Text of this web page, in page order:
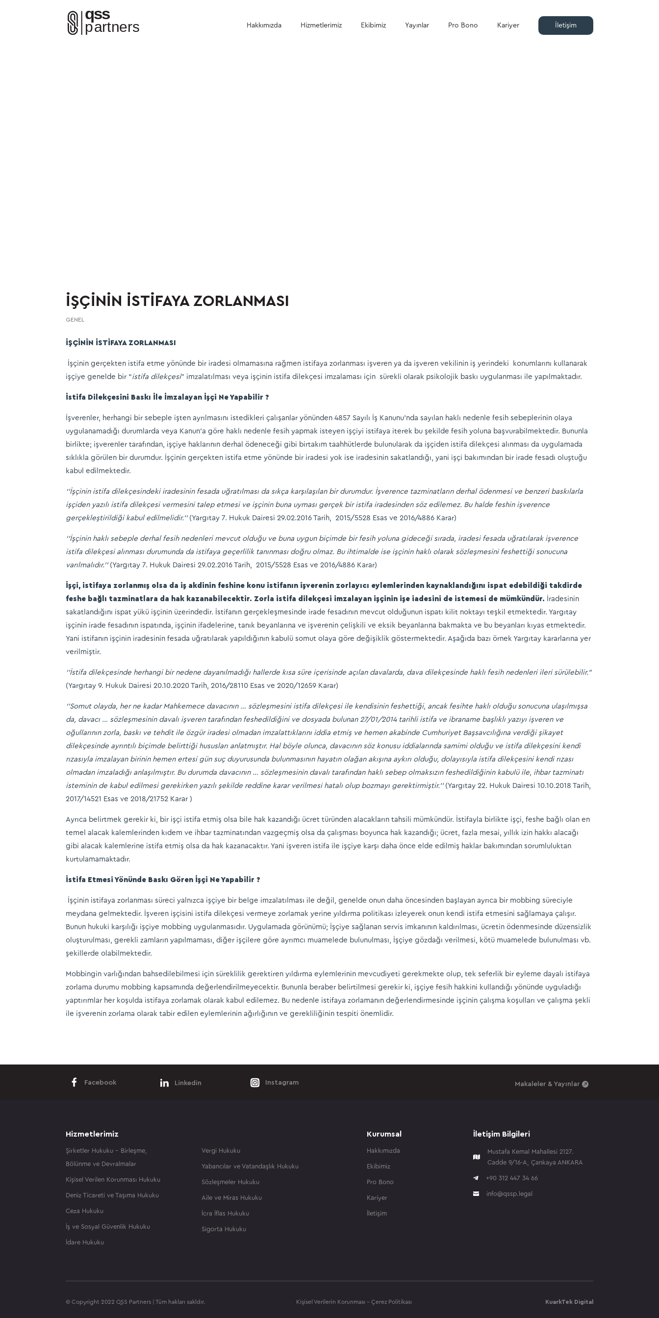
Hakkımızda Hizmetlerimiz Ekibimiz Yayınlar Pro Bono Kariyer İletişim
İŞÇİNİN İSTİFAYA ZORLANMASI
GENEL
İŞÇİNİN İSTİFAYA ZORLANMASI
İşçinin gerçekten istifa etme yönünde bir iradesi olmamasına rağmen istifaya zorlanması işveren ya da işveren vekilinin iş yerindeki konumlarını kullanarak
işçiye genelde bir “istifa dilekçesi” imzalatılması veya işçinin istifa dilekçesi imzalaması için sürekli olarak psikolojik baskı uygulanması ile yapılmaktadır.
İstifa Dilekçesini Baskı İle İmzalayan İşçi Ne Yapabilir ?
İşverenler, herhangi bir sebeple işten ayrılmasını istedikleri çalışanlar yönünden 4857 Sayılı İş Kanunu’nda sayılan haklı nedenle fesih sebeplerinin olaya
uygulanamadığı durumlarda veya Kanun’a göre haklı nedenle fesih yapmak isteyen işçiyi istifaya iterek bu şekilde fesih yoluna başvurabilmektedir. Bununla
birlikte; işverenler tarafından, işçiye haklarının derhal ödeneceği gibi birtakım taahhütlerde bulunularak da işçiden istifa dilekçesi alınması da uygulamada
sıklıkla görülen bir durumdur. İşçinin gerçekten istifa etme yönünde bir iradesi yok ise iradesinin sakatlandığı, yani işçi bakımından bir irade fesadı oluştuğu
kabul edilmektedir.
‘’İşçinin istifa dilekçesindeki iradesinin fesada uğratılması da sıkça karşılaşılan bir durumdur. İşverence tazminatların derhal ödenmesi ve benzeri baskılarla
işçiden yazılı istifa dilekçesi vermesini talep etmesi ve işçinin buna uyması gerçek bir istifa iradesinden söz edilemez. Bu halde feshin işverence
gerçekleştirildiği kabul edilmelidir.’’(Yargıtay 7. Hukuk Dairesi 29.02.2016 Tarih, 2015/5528 Esas ve 2016/4886 Karar)
‘’İşçinin haklı sebeple derhal fesih nedenleri mevcut olduğu ve buna uygun biçimde bir fesih yoluna gideceği sırada, iradesi fesada uğratılarak işverence
istifa dilekçesi alınması durumunda da istifaya geçerlilik tanınması doğru olmaz. Bu ihtimalde ise işçinin haklı olarak sözleşmesini feshettiği sonucuna
varılmalıdır.’’ (Yargıtay 7. Hukuk Dairesi 29.02.2016 Tarih, 2015/5528 Esas ve 2016/4886 Karar)
İşçi, istifaya zorlanmış olsa da iş akdinin feshine konu istifanın işverenin zorlayıcı eylemlerinden kaynaklandığını ispat edebildiği takdirde
feshe bağlı tazminatlara da hak kazanabilecektir. Zorla istifa dilekçesi imzalayan işçinin işe iadesini de istemesi de mümkündür.
İradesinin
sakatlandığını ispat yükü işçinin üzerindedir. İstifanın gerçekleşmesinde irade fesadının mevcut olduğunun ispatı kilit noktayı teşkil etmektedir. Yargıtay
işçinin irade fesadının ispatında, işçinin ifadelerine, tanık beyanlarına ve işverenin çelişkili ve eksik beyanlarına bakmakta ve bu beyanları kıyas etmektedir.
Yani istifanın işçinin iradesinin fesada uğratılarak yapıldığının kabulü somut olaya göre değişiklik göstermektedir. Aşağıda bazı örnek Yargıtay kararlarına yer
verilmiştir.
‘’İstifa dilekçesinde herhangi bir nedene dayanılmadığı hallerde kısa süre içerisinde açılan davalarda, dava dilekçesinde haklı fesih nedenleri ileri sürülebilir.”
(Yargıtay 9. Hukuk Dairesi 20.10.2020 Tarih, 2016/28110 Esas ve 2020/12659 Karar)
‘’Somut olayda, her ne kadar Mahkemece davacının … sözleşmesini istifa dilekçesi ile kendisinin feshettiği, ancak fesihte haklı olduğu sonucuna ulaşılmışsa
da, davacı … sözleşmesinin davalı işveren tarafından feshedildiğini ve dosyada bulunan 27/01/2014 tarihli istifa ve ibraname başlıklı yazıyı işveren ve
oğullarının zorla, baskı ve tehdit ile özgür iradesi olmadan imzalattıklarını iddia etmiş ve hemen akabinde Cumhuriyet Başsavcılığına verdiği şikayet
dilekçesinde ayrıntılı biçimde belirttiği hususları anlatmıştır. Hal böyle olunca, davacının söz konusu iddialarında samimi olduğu ve istifa dilekçesini kendi
rızasıyla imzalayan birinin hemen ertesi gün suç duyurusunda bulunmasının hayatın olağan akışına aykırı olduğu, dolayısıyla istifa dilekçesini kendi rızası
olmadan imzaladığı anlaşılmıştır. Bu durumda davacının … sözleşmesinin davalı tarafından haklı sebep olmaksızın feshedildiğinin kabulü ile, ihbar tazminatı
isteminin de kabul edilmesi gerekirken yazılı şekilde reddine karar verilmesi hatalı olup bozmayı gerektirmiştir.’’ (Yargıtay 22. Hukuk Dairesi 10.10.2018 Tarih,
2017/14521 Esas ve 2018/21752 Karar )
Ayrıca belirtmek gerekir ki, bir işçi istifa etmiş olsa bile hak kazandığı ücret türünden alacakların tahsili mümkündür. İstifayla birlikte işçi, feshe bağlı olan en
temel alacak kalemlerinden kıdem ve ihbar tazminatından vazgeçmiş olsa da çalışması boyunca hak kazandığı; ücret, fazla mesai, yıllık izin hakkı alacağı
gibi alacak kalemlerine istifa etmiş olsa da hak kazanacaktır. Yani işveren istifa ile işçiye karşı daha önce elde edilmiş haklar bakımından sorumluluktan
kurtulamamaktadır.
İstifa Etmesi Yönünde Baskı Gören İşçi Ne Yapabilir ?
İşçinin istifaya zorlanması süreci yalnızca işçiye bir belge imzalatılması ile değil, genelde onun daha öncesinden başlayan ayrıca bir mobbing süreciyle
meydana gelmektedir. İşveren işçisini istifa dilekçesi vermeye zorlamak yerine yıldırma politikası izleyerek onun kendi istifa etmesini sağlamaya çalışır.
Bunun hukuki karşılığı işçiye mobbing uygulanmasıdır. Uygulamada görünümü; İşçiye sağlanan servis imkanının kaldırılması, ücretin ödenmesinde düzensizlik
oluşturulması, gerekli zamların yapılmaması, diğer işçilere göre ayrımcı muamelede bulunulması, İşçiye gözdağı verilmesi, kötü muamelede bulunulması vb.
şekillerde olabilmektedir.
Mobbingin varlığından bahsedilebilmesi için süreklilik gerektiren yıldırma eylemlerinin mevcudiyeti gerekmekte olup, tek seferlik bir eyleme dayalı istifaya
zorlama durumu mobbing kapsamında değerlendirilmeyecektir. Bununla beraber belirtilmesi gerekir ki, işçiye fesih hakkini kullandığı yönünde uyguladığı
yaptırımlar her koşulda istifaya zorlamak olarak kabul edilemez. Bu nedenle istifaya zorlamanın değerlendirmesinde işçinin çalışma koşulları ve çalışma şekli
ile işverenin zorlama olarak tabir edilen eylemlerinin ağırlığının ve gerekliliğinin tespiti önemlidir.
Facebook Linkedin Instagram Makaleler & Yayınlar
Hizmetlerimiz
Şirketler Hukuku – Birleşme,
Bölünme ve Devralmalar
Kişisel Verilen Korunması Hukuku
Deniz Ticareti ve Taşıma Hukuku
Ceza Hukuku
İş ve Sosyal Güvenlik Hukuku
İdare Hukuku
Vergi Hukuku
Yabancılar ve Vatandaşlık Hukuku
Sözleşmeler Hukuku
Aile ve Miras Hukuku
İcra İflas Hukuku
Sigorta Hukuku
Kurumsal
Hakkımızda
Ekibimiz
Pro Bono
Kariyer
İletişim
İletişim Bilgileri

Mustafa Kemal Mahallesi 2127.
Cadde 9/16-A, Çankaya ANKARA
 +90 312 447 34 66
 info@qssp.legal
© Copyright 2022 QSS Partners | Tüm hakları sakldır. Kişisel Verilerin Korunması -Çerez Politikası KuarkTek Digital